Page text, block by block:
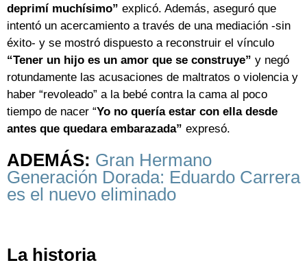
deprimí muchísimo” explicó. Además, aseguró que
intentó un acercamiento a través de una mediación -sin
éxito- y se mostró dispuesto a reconstruir el vínculo
“Tener un hijo es un amor que se construye” y negó
rotundamente las acusaciones de maltratos o violencia y
haber “revoleado” a la bebé contra la cama al poco
tiempo de nacer “Yo no quería estar con ella desde
antes que quedara embarazada” expresó.
ADEMÁS: Gran Hermano
Generación Dorada: Eduardo Carrera
es el nuevo eliminado
La historia